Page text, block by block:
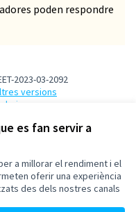
es fan servir a
a millorar el rendiment i el
oferir una experiència
des dels nostres canals
poden respondre
2023-03-2092
versions
YouTube